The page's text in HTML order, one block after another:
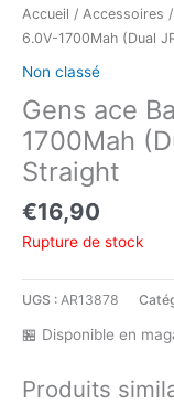
Accueil / Accessoires /
6.0V-1700Mah (Dual
Non classé
Gens ace
1700Mah
Straight
€16,90
Rupture de stock
UGS : AR13878
🏪 Disponible en
Produits